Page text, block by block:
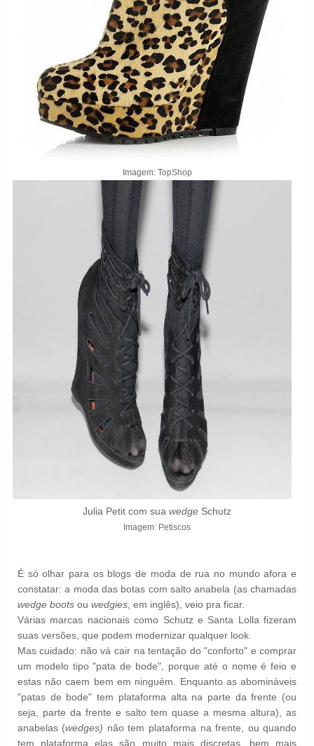
Imagem: TopShop
Julia Petit com sua wedge Schutz
Imagem: Petiscos
É só olhar para os blogs de moda de rua no mundo afora e
constatar: a moda das botas com salto anabela (as chamadas
wedge bootsou wedgies, em inglês), veio pra ficar.
Várias marcas nacionais como Schutz e Santa Lolla fizeram
suas versões, que podem modernizar qualquer look.
Mas cuidado: não vá cair na tentação do "conforto" e comprar
um modelo tipo "pata de bode", porque até o nome é feio e
estas não caem bem em ninguém. Enquanto as abomináveis
"patas de bode" tem plataforma alta na parte da frente (ou
seja, parte da frente e salto tem quase a mesma altura), as
anabelas (wedges) não tem plataforma na frente, ou quando
tem plataforma elas são muito mais discretas, bem mais